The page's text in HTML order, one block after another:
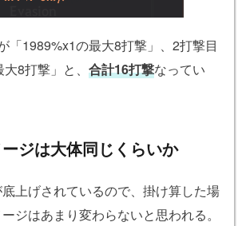
「1989%x1の最大8打撃」、2打撃目
8打撃」と、 合計16打撃なってい
ジは大体同じくらいか
上げされているので、掛け算した場
ジはあまり変わらないと思われる。